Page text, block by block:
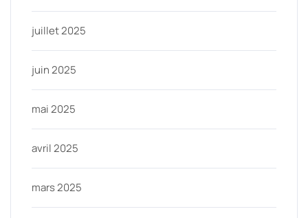
juillet 2025
juin 2025
mai 2025
avril 2025
mars 2025